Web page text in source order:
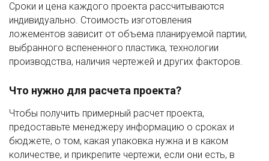
Сроки и цена каждого проекта рассчитываются
индивидуально. Стоимость изготовления
ложементов зависит от объема планируемой партии,
выбранного вспененного пластика, технологии
производства, наличия чертежей и других факторов.
Что нужно для расчета проекта?
Чтобы получить примерный расчет проекта,
предоставьте менеджеру информацию о сроках и
бюджете, о том, какая упаковка нужна и в каком
количестве, и прикрепите чертежи, если они есть, в